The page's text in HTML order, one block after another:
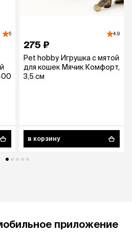
5 4.9
275 ₽
Pet hobby Игрушка с мятой
для кошек Мячик Комфорт,
3,5 см
в корзину
приложение